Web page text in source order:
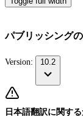
パブリッシング
Version: 10.2
日本語翻訳に関す